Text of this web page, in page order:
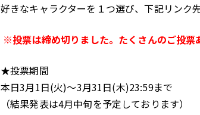
好きなキャラクターを１つ選び、下記リンク
※投票は締め切りました。たくさんのご投票
★投票期間
本日3月1日(火)〜3月31日(木)23:59まで
（結果発表は4月中旬を予定しております）